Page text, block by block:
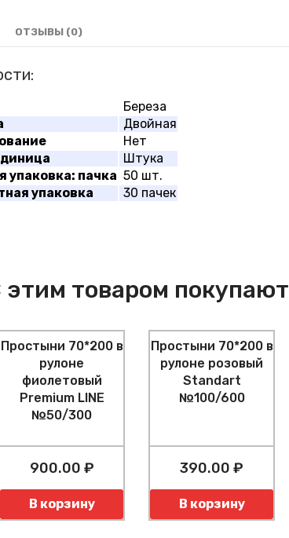
ОТЗЫВЫ (0)
Береза
Двойная
Нет
Штука
упаковка: пачка 50 шт.
упаковка
30 пачек
этим товаром покупают
Простыни 70*200 в
рулоне
фиолетовый
Premium LINE
№50/300
900.00 ₽
Количество
В корзину
Простыни 70*200 в
рулоне розовый
Standart
№100/600
390.00 ₽
Количество
В корзину